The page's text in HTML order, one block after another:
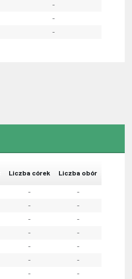
-
-
-
Liczba córek Liczba obór
- -
- -
- -
- -
- -
- -
- -